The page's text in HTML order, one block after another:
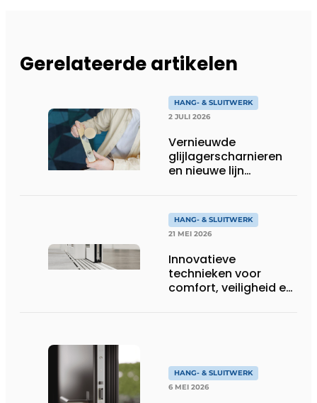
Gerelateerde artikelen
HANG- & SLUITWERK
2 JULI 2026
Vernieuwde
glijlagerscharnieren
en nieuwe lijn
HANG- & SLUITWERK
21 MEI 2026
Innovatieve
technieken voor
comfort, veiligheid en
HANG- & SLUITWERK
6 MEI 2026